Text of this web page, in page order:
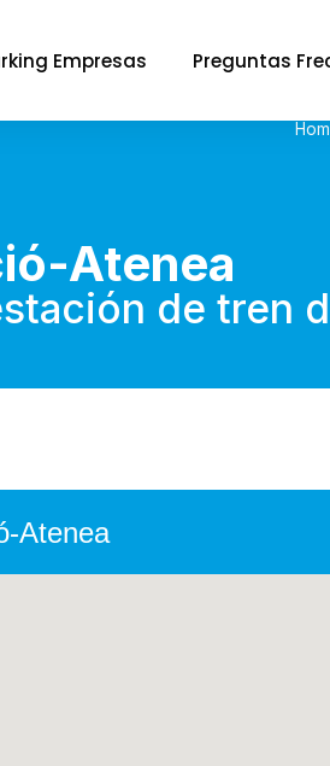
Empresas Preguntas
Atenea
de tren
Atenea